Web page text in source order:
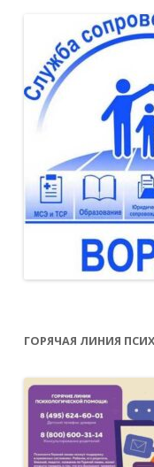
ГОРЯЧАЯ ЛИНИЯ